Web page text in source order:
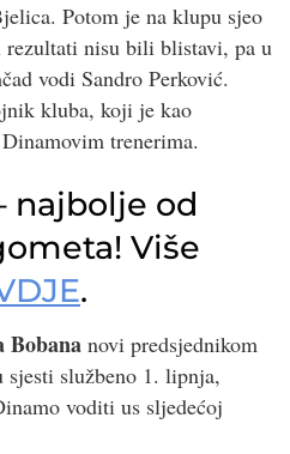
Potom je na klupu sjeo
nisu bili blistavi, pa u
vodi Sandro Perković.
kluba, koji je kao
trenerima.
najbolje od
Više
.
Bobana novi predsjednikom
sjesti službeno 1. lipnja,
voditi us sljedećoj